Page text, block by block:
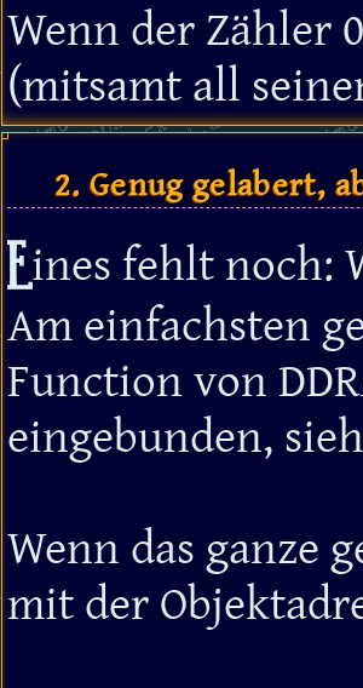
Wenn der Zähler
(mitsamt all
2. Genug gelabert,
Eines fehlt noch:
Am einfachsten
Function von
eingebunden,
Wenn das ganze
mit der